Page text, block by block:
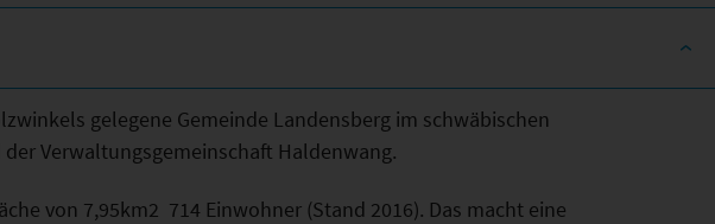
gelegene Gemeinde Landensberg im schwäbischen
Verwaltungsgemeinschaft Haldenwang.
von 7,95km2 714 Einwohner (Stand 2016). Das macht eine